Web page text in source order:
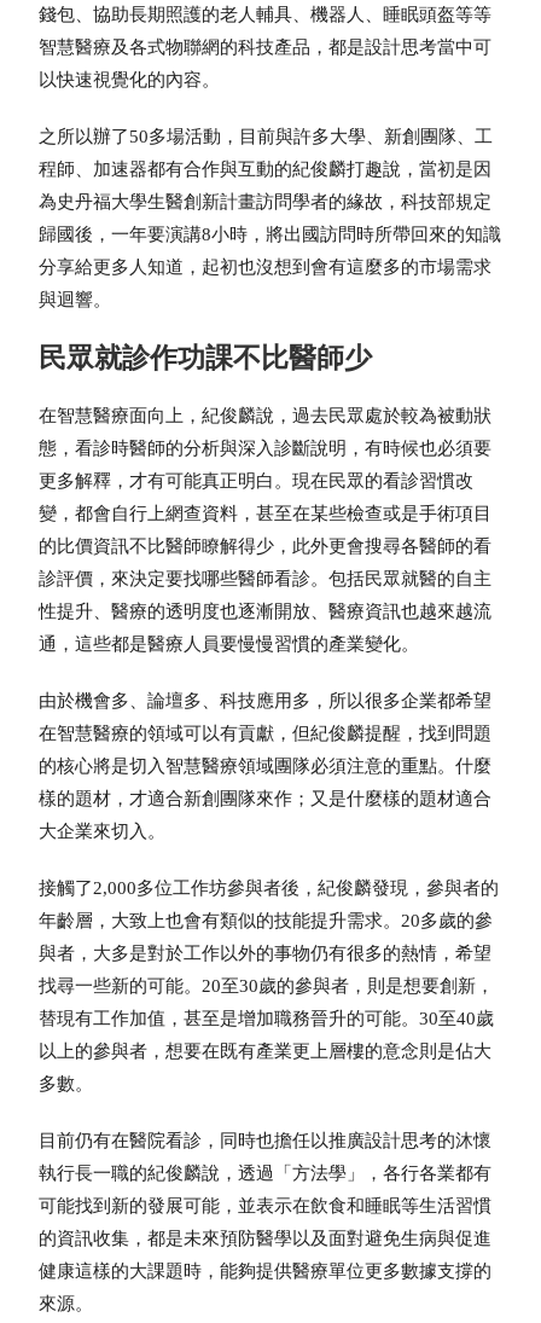
錢包、協助長期照護的老人輔具、機器人、睡眠頭盔等等
智慧醫療及各式物聯網的科技產品，都是設計思考當中可
以快速視覺化的內容。
之所以辦了50多場活動，目前與許多大學、新創團隊、工
程師、加速器都有合作與互動的紀俊麟打趣說，當初是因
為史丹福大學生醫創新計畫訪問學者的緣故，科技部規定
歸國後，一年要演講8小時，將出國訪問時所帶回來的知識
分享給更多人知道，起初也沒想到會有這麼多的市場需求
與迴響。
民眾就診作功課不比醫師少
在智慧醫療面向上，紀俊麟說，過去民眾處於較為被動狀
態，看診時醫師的分析與深入診斷說明，有時候也必須要
更多解釋，才有可能真正明白。現在民眾的看診習慣改
變，都會自行上網查資料，甚至在某些檢查或是手術項目
的比價資訊不比醫師瞭解得少，此外更會搜尋各醫師的看
診評價，來決定要找哪些醫師看診。包括民眾就醫的自主
性提升、醫療的透明度也逐漸開放、醫療資訊也越來越流
通，這些都是醫療人員要慢慢習慣的產業變化。
由於機會多、論壇多、科技應用多，所以很多企業都希望
在智慧醫療的領域可以有貢獻，但紀俊麟提醒，找到問題
的核心將是切入智慧醫療領域團隊必須注意的重點。什麼
樣的題材，才適合新創團隊來作；又是什麼樣的題材適合
大企業來切入。
接觸了2,000多位工作坊參與者後，紀俊麟發現，參與者的
年齡層，大致上也會有類似的技能提升需求。20多歲的參
與者，大多是對於工作以外的事物仍有很多的熱情，希望
找尋一些新的可能。20至30歲的參與者，則是想要創新，
替現有工作加值，甚至是增加職務晉升的可能。30至40歲
以上的參與者，想要在既有產業更上層樓的意念則是佔大
多數。
目前仍有在醫院看診，同時也擔任以推廣設計思考的沐懷
執行長一職的紀俊麟說，透過「方法學」，各行各業都有
可能找到新的發展可能，並表示在飲食和睡眠等生活習慣
的資訊收集，都是未來預防醫學以及面對避免生病與促進
健康這樣的大課題時，能夠提供醫療單位更多數據支撐的
來源。